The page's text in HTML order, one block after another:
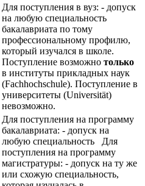
Для поступления в вуз: - допуск
на любую специальность
бакалавриата по тому
профессиональному профилю,
который изучался в школе.
Поступление возможно только
в институты прикладных наук
(Fachhochschule). Поступление в
университеты (Universität)
невозможно.
Для поступления на программу
бакалавриата: - допуск на
любую специальность Для
поступления на программу
магистратуры: - допуск на ту же
или схожую специальность,